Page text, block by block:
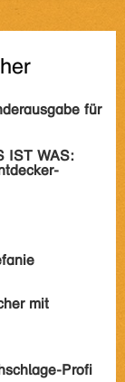
für
IST WAS:
mit
Profi